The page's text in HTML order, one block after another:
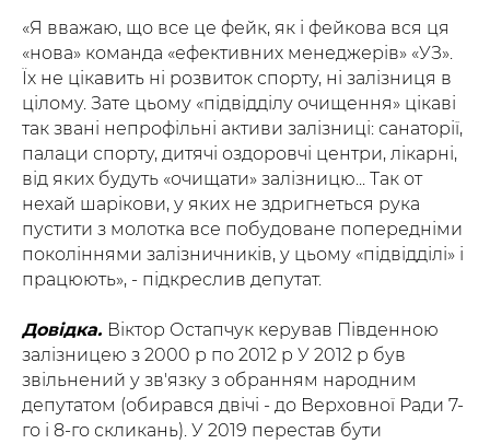
«Я вважаю, що все це фейк, як і фейкова вся ця
«нова» команда «ефективних менеджерів» «УЗ».
Їх не цікавить ні розвиток спорту, ні залізниця в
цілому. Зате цьому «підвідділу очищення» цікаві
так звані непрофільні активи залізниці: санаторії,
палаци спорту, дитячі оздоровчі центри, лікарні,
від яких будуть «очищати» залізницю... Так от
нехай шарікови, у яких не здригнеться рука
пустити з молотка все побудоване попередніми
поколіннями залізничників, у цьому «підвідділі» і
працюють», - підкреслив депутат.
Довідка. Віктор Остапчук керував Південною
залізницею з 2000 р по 2012 р У 2012 р був
звільнений у зв'язку з обранням народним
депутатом (обирався двічі - до Верховної Ради 7-
го і 8-го скликань). У 2019 перестав бути